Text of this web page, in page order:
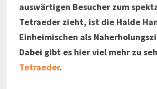
auswärtigen Besucher zum
Tetraeder zieht, ist die Halde
Einheimischen als
Dabei gibt es hier viel mehr zu
Tetraeder.